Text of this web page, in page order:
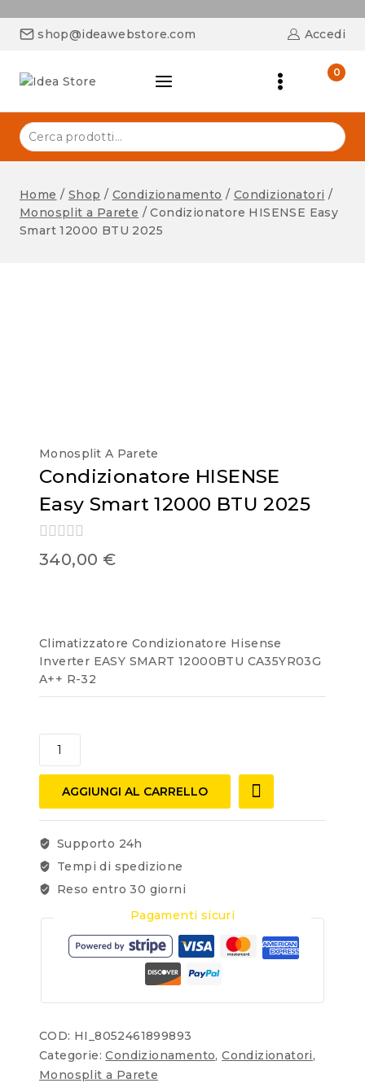
shop@ideawebstore.com Accedi
0
Home / Shop / Condizionamento / Condizionatori /
Monosplit a Parete / Condizionatore HISENSE Easy
Smart 12000 BTU 2025
Monosplit A Parete
Condizionatore HISENSE
Easy Smart 12000 BTU 2025
0
out
340,00 €
Climatizzatore Condizionatore Hisense
Inverter EASY SMART 12000BTU CA35YR03G
A++ R-32
AGGIUNGI AL CARRELLO
Supporto 24h
Tempi di spedizione
Reso entro 30 giorni
Pagamenti sicuri
COD: HI_8052461899893
Categorie:Condizionamento,Condizionatori,
Monosplit a Parete